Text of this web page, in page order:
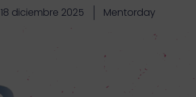
18 diciembre 2025 Mentorday